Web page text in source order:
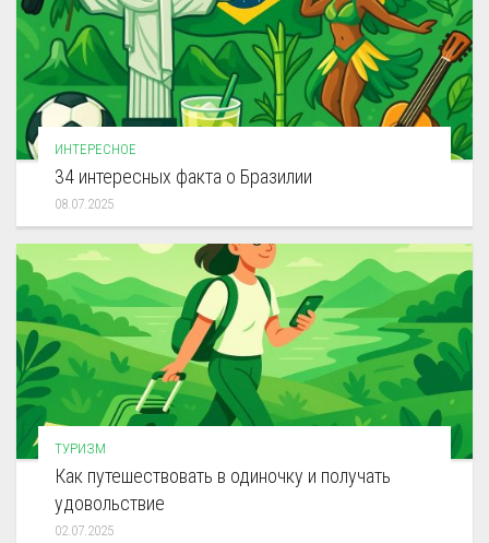
ИНТЕРЕСНОЕ
34 интересных факта о Бразилии
08.07.2025
ТУРИЗМ
Как путешествовать в одиночку и получать
удовольствие
02.07.2025